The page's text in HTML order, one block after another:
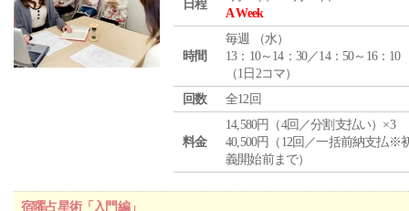
日程
A Week
時間
毎週 （水）
13：10～14：30／14：50～16：10
（1日2コマ）
回数
全12回
料金
14,580円（4回／分割支払い）×3
40,500円（12回／一括前納支払※
義開始前まで）
宿曜占星術「入門編」